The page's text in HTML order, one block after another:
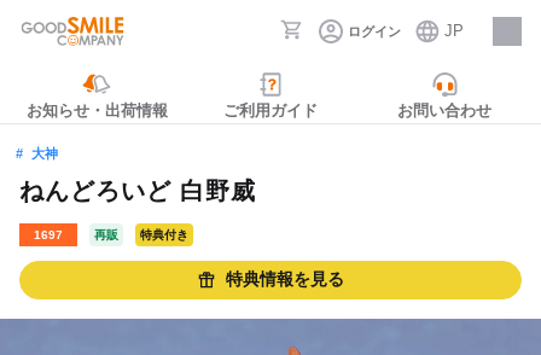
ログイン JP
採用情報
お知らせ・出荷情報 ご利用ガイド お問い合わせ
大神
ねんどろいど 白野威
1697 再販 特典付き
特典情報を見る